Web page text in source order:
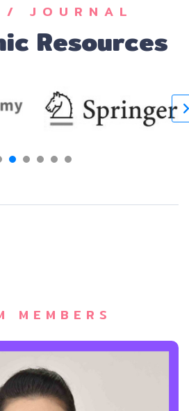
/ JOURNAL
Resources
MEMBERS